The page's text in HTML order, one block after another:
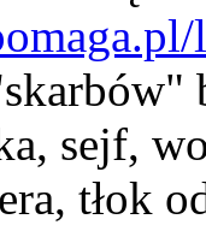
sejf,
tłok